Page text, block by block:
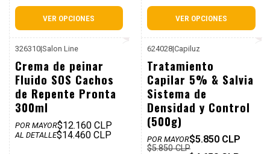
VER OPCIONES VER OPCIONES
326310|Salon Line
Crema de peinar
Fluido SOS Cachos
de Repente Pronta
300ml
POR MAYOR$12.160 CLP
AL DETALLE$14.460 CLP
Dcto
624028|Capiluz
Tratamiento
Capilar 5% & Salvia
Sistema de
Densidad y Control
(500g)
POR MAYOR$5.850 CLP
$5.850 CLP